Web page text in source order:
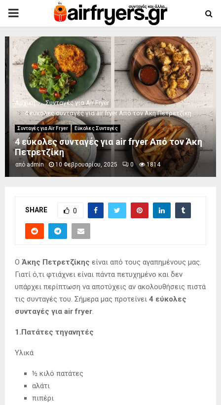
PRIMARY
MENU
Αρχική
Συνταγές για Air Fryer
4 εύκολες συνταγές για air fryer Από τον Άκη Πετρετζίκη
Συνταγές για Air Fryer Εύκολες Συνταγές
4 εύκολες συνταγές για air fryer Από τον Άκη
Πετρετζίκη
από admin 10 Φεβρουαρίου, 2025 0 1814
SHARE 0
Ο Άκης Πετρετζίκης είναι από τους αγαπημένους μας.
Γιατί ό,τι φτιάχνει είναι πάντα πετυχημένο και δεν
υπάρχει περίπτωση να αποτύχεις αν ακολουθήσεις πιστά
τις συνταγές του. Σήμερα μας προτείνει 4 εύκολες
συνταγές για air fryer.
1.Πατάτες τηγανητές
Υλικά
½ κιλό πατάτες
αλάτι
πιπέρι